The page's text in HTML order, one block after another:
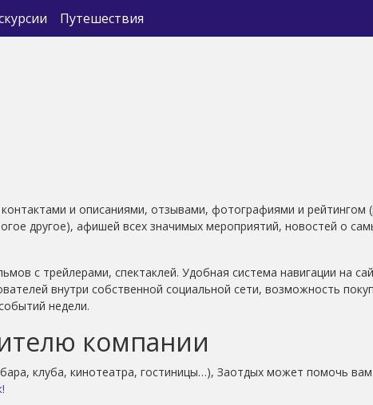
Путешествия
и описаниями, отзывами, фотографиями и рейтингом
другое), афишей всех значимых мероприятий, новостей о
с трейлерами, спектаклей. Удобная система навигации на
внутри собственной социальной сети, возможность
недели.
компании
клуба, кинотеатра, гостиницы…), Заотдых может помочь